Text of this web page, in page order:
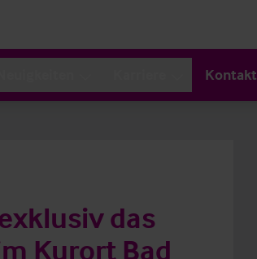
Kontakt
das
Kurort Bad